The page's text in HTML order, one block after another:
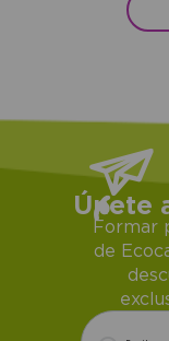
Únete
Formar
de